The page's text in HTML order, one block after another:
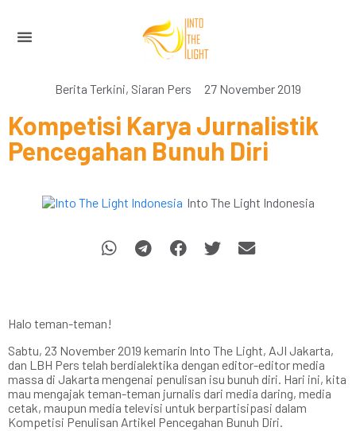
Berita Terkini, Siaran Pers 27 November 2019
Kompetisi Karya Jurnalistik
Pencegahan Bunuh Diri
Into The Light Indonesia
Halo teman-teman!
Sabtu, 23 November 2019 kemarin Into The Light, AJI Jakarta,
dan LBH Pers telah berdialektika dengan editor-editor media
massa di Jakarta mengenai penulisan isu bunuh diri. Hari ini, kita
mau mengajak teman-teman jurnalis dari media daring, media
cetak, maupun media televisi untuk berpartisipasi dalam
Kompetisi Penulisan Artikel Pencegahan Bunuh Diri.